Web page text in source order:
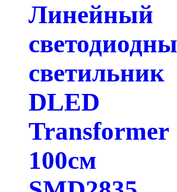
Линейный
светильник
DLED
Transformer
100см